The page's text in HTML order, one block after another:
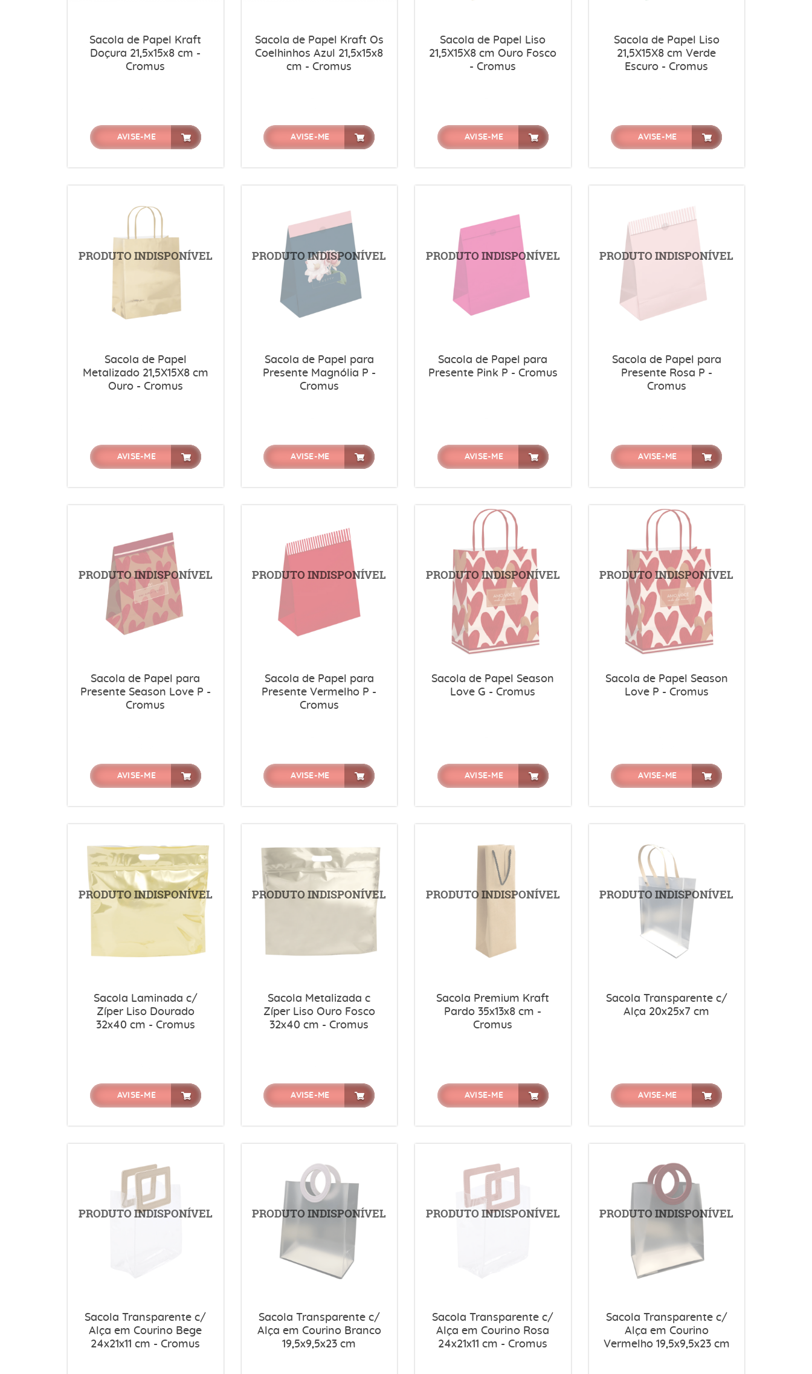
Sacola de Papel Kraft
Doçura 21,5x15x8 cm -
Cromus
AVISE-ME
Sacola de Papel Kraft Os
Coelhinhos Azul 21,5x15x8
cm - Cromus
AVISE-ME
Sacola de Papel Liso
21,5X15X8 cm Ouro Fosco
- Cromus
AVISE-ME
Sacola de Papel Liso
21,5X15X8 cm Verde
Escuro - Cromus
AVISE-ME
Sacola de Papel
Metalizado 21,5X15X8 cm
Ouro - Cromus
AVISE-ME
Sacola de Papel para
Presente Magnólia P -
Cromus
AVISE-ME
Sacola de Papel para
Presente Pink P - Cromus
AVISE-ME
Sacola de Papel para
Presente Rosa P -
Cromus
AVISE-ME
Sacola de Papel para
Presente Season Love P -
Cromus
AVISE-ME
Sacola de Papel para
Presente Vermelho P -
Cromus
AVISE-ME
Sacola de Papel Season
Love G - Cromus
AVISE-ME
Sacola de Papel Season
Love P - Cromus
AVISE-ME
Sacola Laminada c/
Zíper Liso Dourado
32x40 cm - Cromus
AVISE-ME
Sacola Metalizada c
Zíper Liso Ouro Fosco
32x40 cm - Cromus
AVISE-ME
Sacola Premium Kraft
Pardo 35x13x8 cm -
Cromus
AVISE-ME
Sacola Transparente c/
Alça 20x25x7 cm
AVISE-ME
Sacola Transparente c/
Alça em Courino Bege
24x21x11 cm - Cromus
Sacola Transparente c/
Alça em Courino Branco
19,5x9,5x23 cm
Sacola Transparente c/
Alça em Courino Rosa
24x21x11 cm - Cromus
Sacola Transparente c/
Alça em Courino
Vermelho 19,5x9,5x23 cm